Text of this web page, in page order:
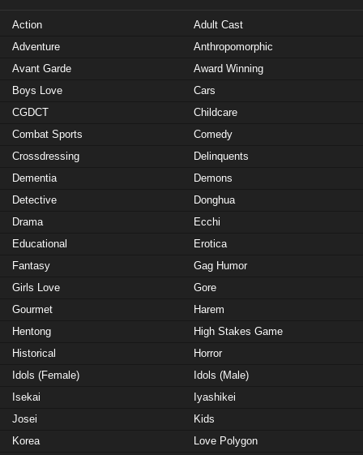
Action
Adult Cast
Adventure
Anthropomorphic
Avant Garde
Award Winning
Boys Love
Cars
CGDCT
Childcare
Combat Sports
Comedy
Crossdressing
Delinquents
Dementia
Demons
Detective
Donghua
Drama
Ecchi
Educational
Erotica
Fantasy
Gag Humor
Girls Love
Gore
Gourmet
Harem
Hentong
High Stakes Game
Historical
Horror
Idols (Female)
Idols (Male)
Isekai
Iyashikei
Josei
Kids
Korea
Love Polygon